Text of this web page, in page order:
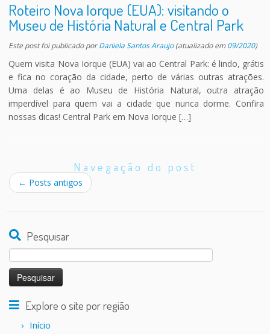
Roteiro Nova Iorque (EUA): visitando o
Museu de História Natural e Central Park
Este post foi publicadoporDaniela Santos Araujo(atualizado em09/2020)
Quem visita Nova Iorque (EUA) vai ao Central Park: é lindo, grátis
e fica no coração da cidade, perto de várias outras atrações.
Uma delas é ao Museu de História Natural, outra atração
imperdível para quem vai a cidade que nunca dorme. Confira
nossas dicas! Central Park em Nova Iorque […]
Navegação do post
← Posts antigos
Pesquisar
por:
Explore o site por região
Início